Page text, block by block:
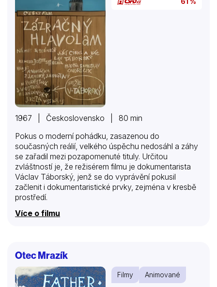
1967 | Československo | 80 min
Pokus o moderní pohádku, zasazenou do
současných reálií, velkého úspěchu nedosáhl a záhy
se zařadil mezi pozapomenuté tituly. Určitou
zvláštností je, že režisérem filmu je dokumentarista
Václav Táborský, jenž se do vyprávění pokusil
začlenit i dokumentaristické prvky, zejména v kresbě
prostředí.
Více o filmu
Otec Mrazík
Filmy Animované